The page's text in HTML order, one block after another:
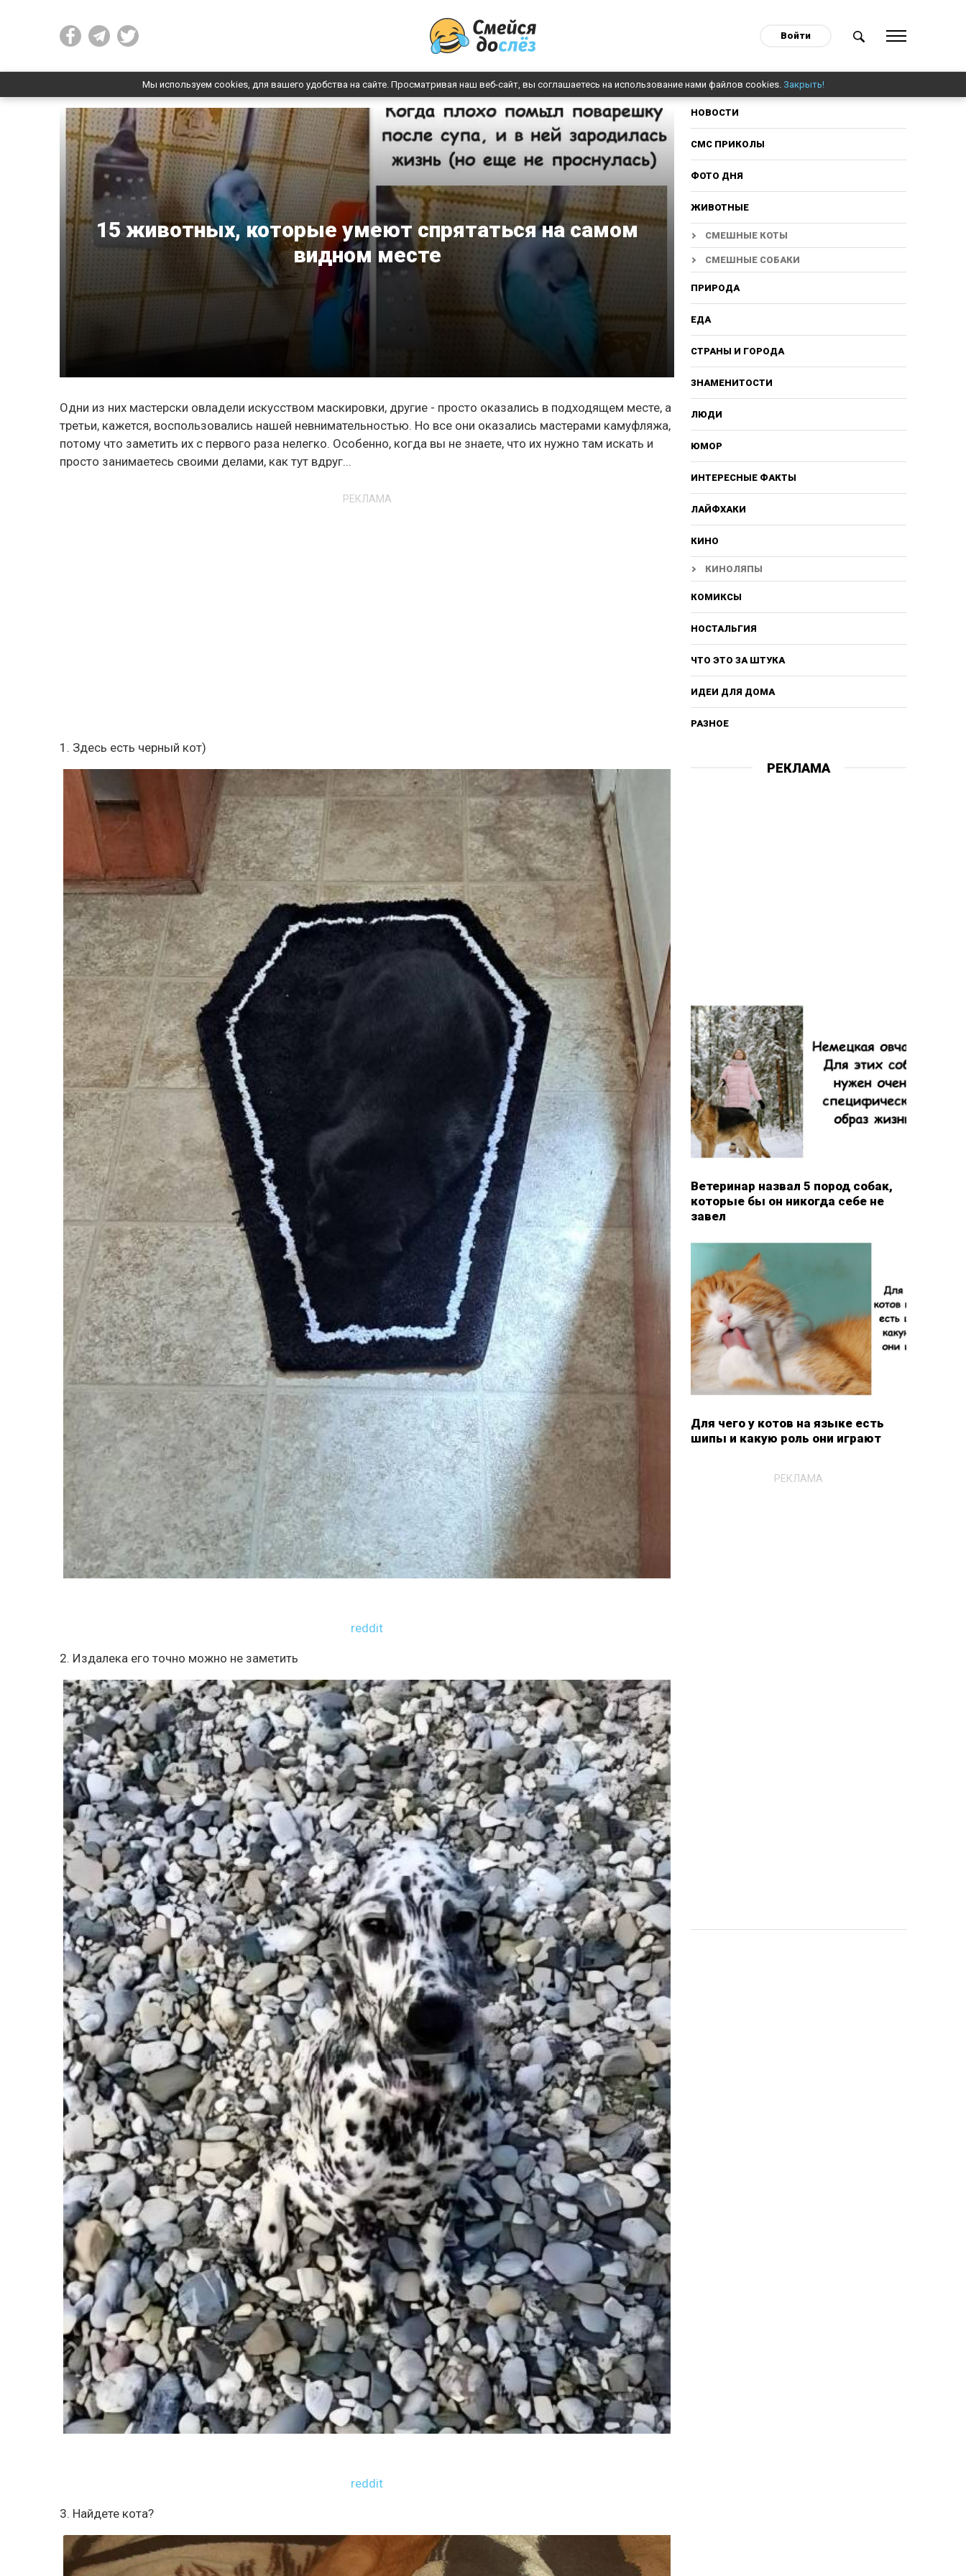
Войти
Мы используем cookies, для вашего удобства на сайте. Просматривая наш веб-сайт, вы соглашаетесь на использование нами файлов cookies. Закрыть!
15 животных, которые умеют спрятаться на самом
видном месте
Одни из них мастерски овладели искусством маскировки, другие - просто оказались в подходящем месте, а
третьи, кажется, воспользовались нашей невнимательностью. Но все они оказались мастерами камуфляжа,
потому что заметить их с первого раза нелегко. Особенно, когда вы не знаете, что их нужно там искать и
просто занимаетесь своими делами, как тут вдруг...
РЕКЛАМА
1. Здесь есть черный кот)
reddit
2. Издалека его точно можно не заметить
reddit
3. Найдете кота?
НОВОСТИ
СМС ПРИКОЛЫ
ФОТО ДНЯ
ЖИВОТНЫЕ
СМЕШНЫЕ КОТЫ
СМЕШНЫЕ СОБАКИ
ПРИРОДА
ЕДА
СТРАНЫ И ГОРОДА
ЗНАМЕНИТОСТИ
ЛЮДИ
ЮМОР
ИНТЕРЕСНЫЕ ФАКТЫ
ЛАЙФХАКИ
КИНО
КИНОЛЯПЫ
КОМИКСЫ
НОСТАЛЬГИЯ
ЧТО ЭТО ЗА ШТУКА
ИДЕИ ДЛЯ ДОМА
РАЗНОЕ
РЕКЛАМА
Ветеринар назвал 5 пород собак,
которые бы он никогда себе не
завел
Для чего у котов на языке есть
шипы и какую роль они играют
РЕКЛАМА